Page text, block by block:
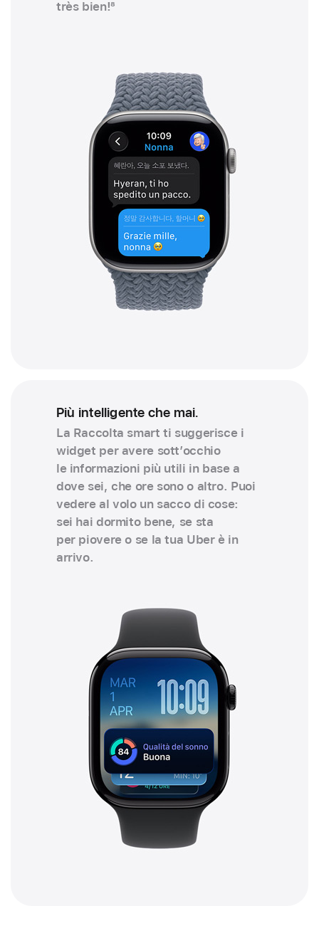
très bien!8
Più intelligente che mai.
La Raccolta smart ti suggerisce i
widget per avere sott’occhio
le informazioni più utili in base a
dove sei, che ore sono o altro. Puoi
vedere al volo un sacco di cose:
sei hai dormito bene, se sta
per piovere o se la tua Uber è in
arrivo.